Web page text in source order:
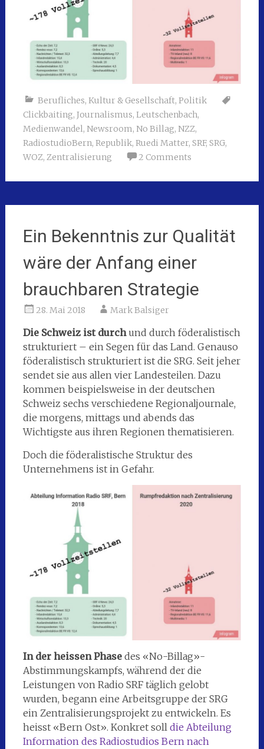
Berufliches, Kultur & Gesellschaft, Politik
Clickbaiting, Journalismus, Leutschenbach,
Medienwandel, Newsroom, No Billag, NZZ,
RadiostudioBern, Republik, Ruedi Matter, SRF, SRG,
WOZ, Zentralisierung 2 Comments
Ein Bekenntnis zur Qualität
wäre der Anfang einer
brauchbaren Strategie
28. Mai 2018 Mark Balsiger
Die Schweiz ist durchund durch föderalistisch
strukturiert – ein Segen für das Land. Genauso
föderalistisch strukturiert ist die SRG. Seit jeher
sendet sie aus allen vier Landesteilen. Dazu
kommen beispielsweise in der deutschen
Schweiz sechs verschiedene Regionaljournale,
die morgens, mittags und abends das
Wichtigste aus ihren Regionen thematisieren.
Doch die föderalistische Struktur des
Unternehmens ist in Gefahr.
In der heissen Phasedes «No-Billag»-
Abstimmungskampfs, während der die
Leistungen von Radio SRF täglich gelobt
wurden, begann eine Arbeitsgruppe der SRG
ein Zentralisierungsprojekt zu entwickeln. Es
heisst «Bern Ost». Konkret soll die Abteilung
Information des Radiostudios Bern nach